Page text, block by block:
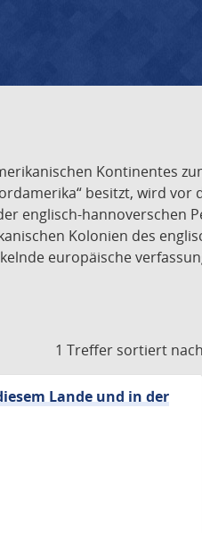
Kontinentes
besitzt, wird
englisch-hannoverschen
Kolonien des
europäische
1 Treffer sortiert nach
Lande und in der